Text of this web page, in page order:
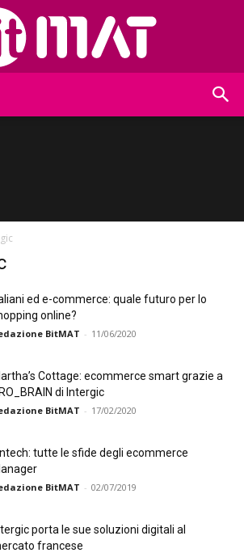
ed e-commerce: quale futuro per lo
online?
BitMAT - 11/06/2020
Cottage: ecommerce smart grazie a
di Intergic
BitMAT - 17/02/2020
tutte le sfide degli ecommerce
BitMAT - 02/07/2019
porta le sue soluzioni digitali al
francese